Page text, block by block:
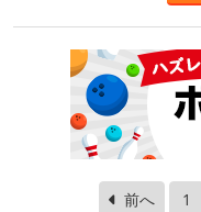
前へ 1